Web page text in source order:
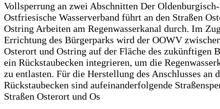
Vollsperrung an zwei Abschnitten Der Oldenburgisch-
Ostfriesische Wasserverband führt an den Straßen
Ostring Arbeiten am Regenwasserkanal durch. Im
Errichtung des Bürgerparks wird der OOWV
Osterort und Ostring auf der Fläche des zukünftigen
ein Rückstaubecken integrieren, um die
zu entlasten. Für die Herstellung des Anschlusses an
Rückstaubecken sind aufeinanderfolgende
Straßen Osterort und Os